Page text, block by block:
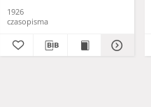
1926
czasopisma